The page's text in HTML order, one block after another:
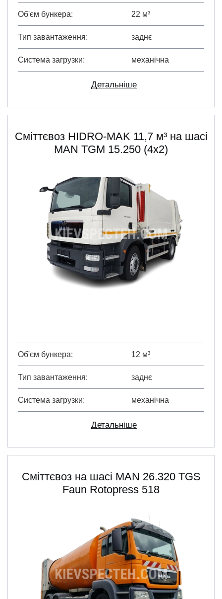
Об'єм бункера 22 м³
Тип завантаження заднє
Система загрузки механічна
Детальніше
Сміттєвоз HIDRO-MAK 11,7 м³ на шасі
MAN TGM 15.250 (4x2)
Об'єм бункера 12 м³
Тип завантаження заднє
Система загрузки механічна
Детальніше
Сміттєвоз на шасі MAN 26.320 TGS
Faun Rotopress 518